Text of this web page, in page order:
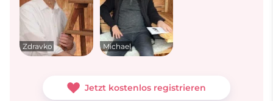
Zdravko Michael
Jetzt kostenlos registrieren